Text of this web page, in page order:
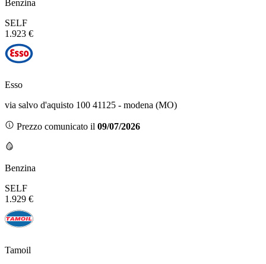
Benzina
SELF
1.923 €
Esso
via salvo d'aquisto 100 41125 - modena (MO)
Prezzo comunicato il 09/07/2026
Benzina
SELF
1.929 €
Tamoil